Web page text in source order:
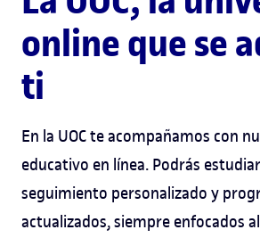
online que se
ti
En la UOC te acompañamos con
educativo en línea. Podrás estudiar
seguimiento personalizado y
actualizados, siempre enfocados